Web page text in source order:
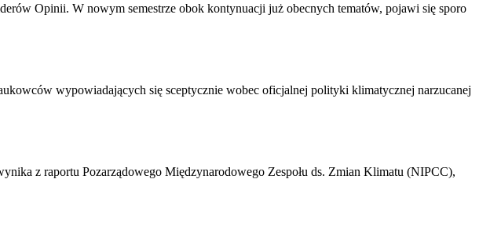
Opinii. W nowym semestrze obok kontynuacji już obecnych tematów, pojawi się sporo
wypowiadających się sceptycznie wobec oficjalnej polityki klimatycznej narzucanej
z raportu Pozarządowego Międzynarodowego Zespołu ds. Zmian Klimatu (NIPCC),